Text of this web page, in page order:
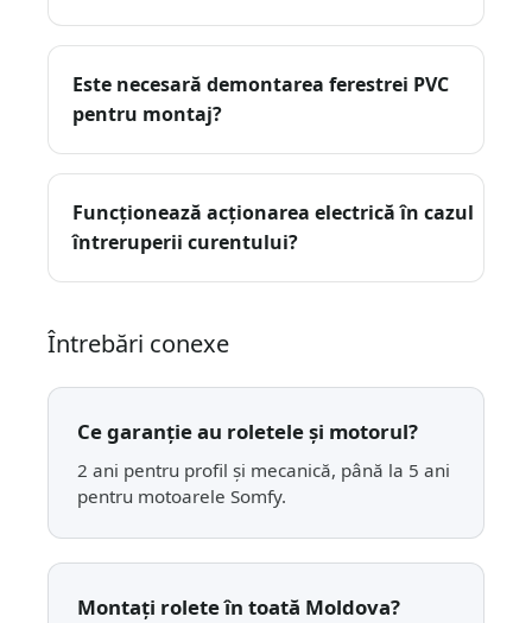
Este necesară demontarea ferestrei PVC
pentru montaj?
Funcționează acționarea electrică în cazul
întreruperii curentului?
Întrebări conexe
Ce garanție au roletele și motorul?
2 ani pentru profil și mecanică, până la 5 ani
pentru motoarele Somfy.
Montați rolete în toată Moldova?